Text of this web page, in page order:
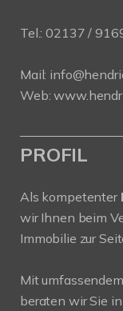
Tel.: 02137 /
Mail:
Web:
PROFIL
Als kompetenter
wir Ihnen beim
Immobilie zur
Mit
beraten wir Sie